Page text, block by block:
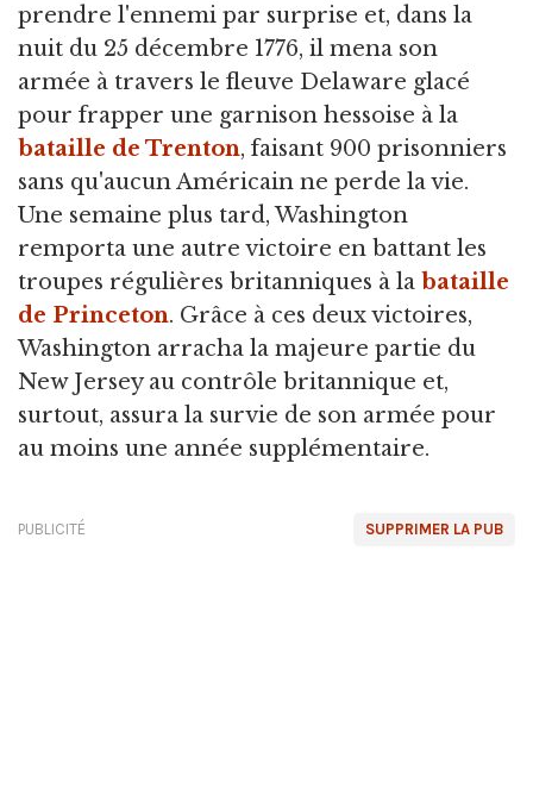
prendre l'ennemi par surprise et, dans la
nuit du 25 décembre 1776, il mena son
armée à travers le fleuve Delaware glacé
pour frapper une garnison hessoise à la
bataille de Trenton, faisant 900 prisonniers
sans qu'aucun Américain ne perde la vie.
Une semaine plus tard, Washington
remporta une autre victoire en battant les
troupes régulières britanniques à la bataille
de Princeton. Grâce à ces deux victoires,
Washington arracha la majeure partie du
New Jersey au contrôle britannique et,
surtout, assura la survie de son armée pour
au moins une année supplémentaire.
SUPPRIMER LA PUB
PUBLICITÉ